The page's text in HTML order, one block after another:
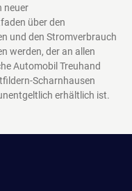
neuer
über den
und den Stromverbrauch
werden, der an allen
Automobil Treuhand
Scharnhausen
erhältlich ist.